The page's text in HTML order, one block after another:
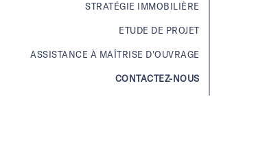
STRATÉGIE IMMOBILIÈRE
ETUDE DE PROJET
ASSISTANCE À MAÎTRISE D'OUVRAGE
CONTACTEZ-NOUS